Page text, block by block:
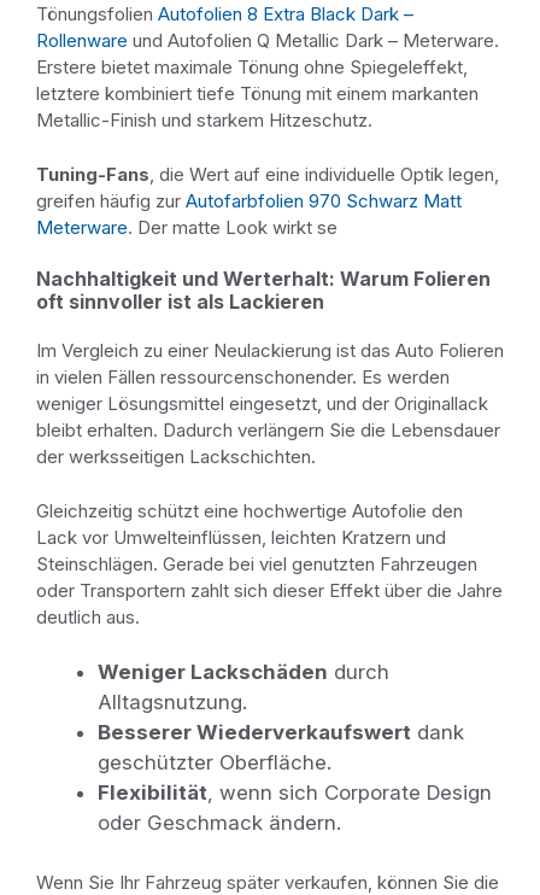
Tönungsfolien Autofolien 8 Extra Black Dark –
Rollenware und Autofolien Q Metallic Dark – Meterware.
Erstere bietet maximale Tönung ohne Spiegeleffekt,
letztere kombiniert tiefe Tönung mit einem markanten
Metallic-Finish und starkem Hitzeschutz.
Tuning-Fans, die Wert auf eine individuelle Optik legen,
greifen häufig zur Autofarbfolien 970 Schwarz Matt
Meterware. Der matte Look wirkt se
Nachhaltigkeit und Werterhalt: Warum Folieren
oft sinnvoller ist als Lackieren
Im Vergleich zu einer Neulackierung ist das Auto Folieren
in vielen Fällen ressourcenschonender. Es werden
weniger Lösungsmittel eingesetzt, und der Originallack
bleibt erhalten. Dadurch verlängern Sie die Lebensdauer
der werksseitigen Lackschichten.
Gleichzeitig schützt eine hochwertige Autofolie den
Lack vor Umwelteinflüssen, leichten Kratzern und
Steinschlägen. Gerade bei viel genutzten Fahrzeugen
oder Transportern zahlt sich dieser Effekt über die Jahre
deutlich aus.
Weniger Lackschäden durch
Alltagsnutzung.
Besserer Wiederverkaufswert dank
geschützter Oberfläche.
Flexibilität, wenn sich Corporate Design
oder Geschmack ändern.
Wenn Sie Ihr Fahrzeug später verkaufen, können Sie die